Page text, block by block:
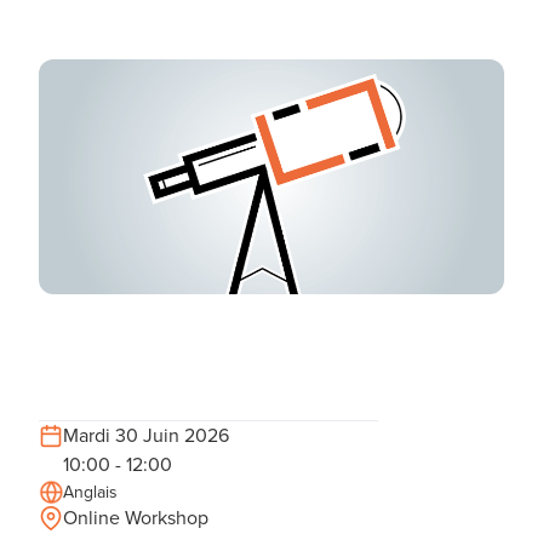
Mardi 30 Juin 2026
10:00 - 12:00
Anglais
Online Workshop